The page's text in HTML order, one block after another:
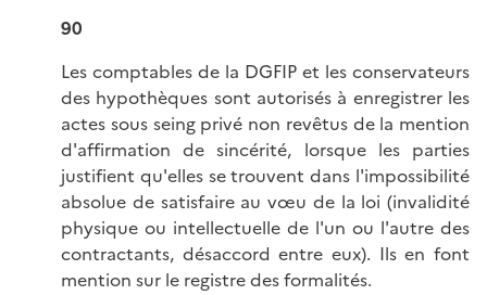
90
Les comptables de la DGFIP et les conservateurs
des hypothèques sont autorisés à enregistrer les
actes sous seing privé non revêtus de la mention
d'affirmation de sincérité, lorsque les parties
justifient qu'elles se trouvent dans l'impossibilité
absolue de satisfaire au vœu de la loi (invalidité
physique ou intellectuelle de l'un ou l'autre des
contractants, désaccord entre eux). Ils en font
mention sur le registre des formalités.